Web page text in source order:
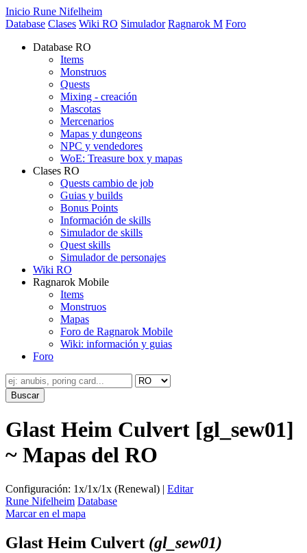
Inicio Rune Nifelheim
Database Clases Wiki RO Simulador Ragnarok M Foro
Database RO
Items
Monstruos
Quests
Mixing - creación
Mascotas
Mercenarios
Mapas y dungeons
NPC y vendedores
WoE: Treasure box y mapas
Clases RO
Quests cambio de job
Guias y builds
Bonus Points
Información de skills
Simulador de skills
Quest skills
Simulador de personajes
Wiki RO
Ragnarok Mobile
Items
Monstruos
Mapas
Foro de Ragnarok Mobile
Wiki: información y guias
Foro
Glast Heim Culvert [gl_sew01]
~ Mapas del RO
Configuración: 1x/1x/1x (Renewal) | Editar
Rune Nifelheim Database
Marcar en el mapa
Glast Heim Culvert (gl_sew01)